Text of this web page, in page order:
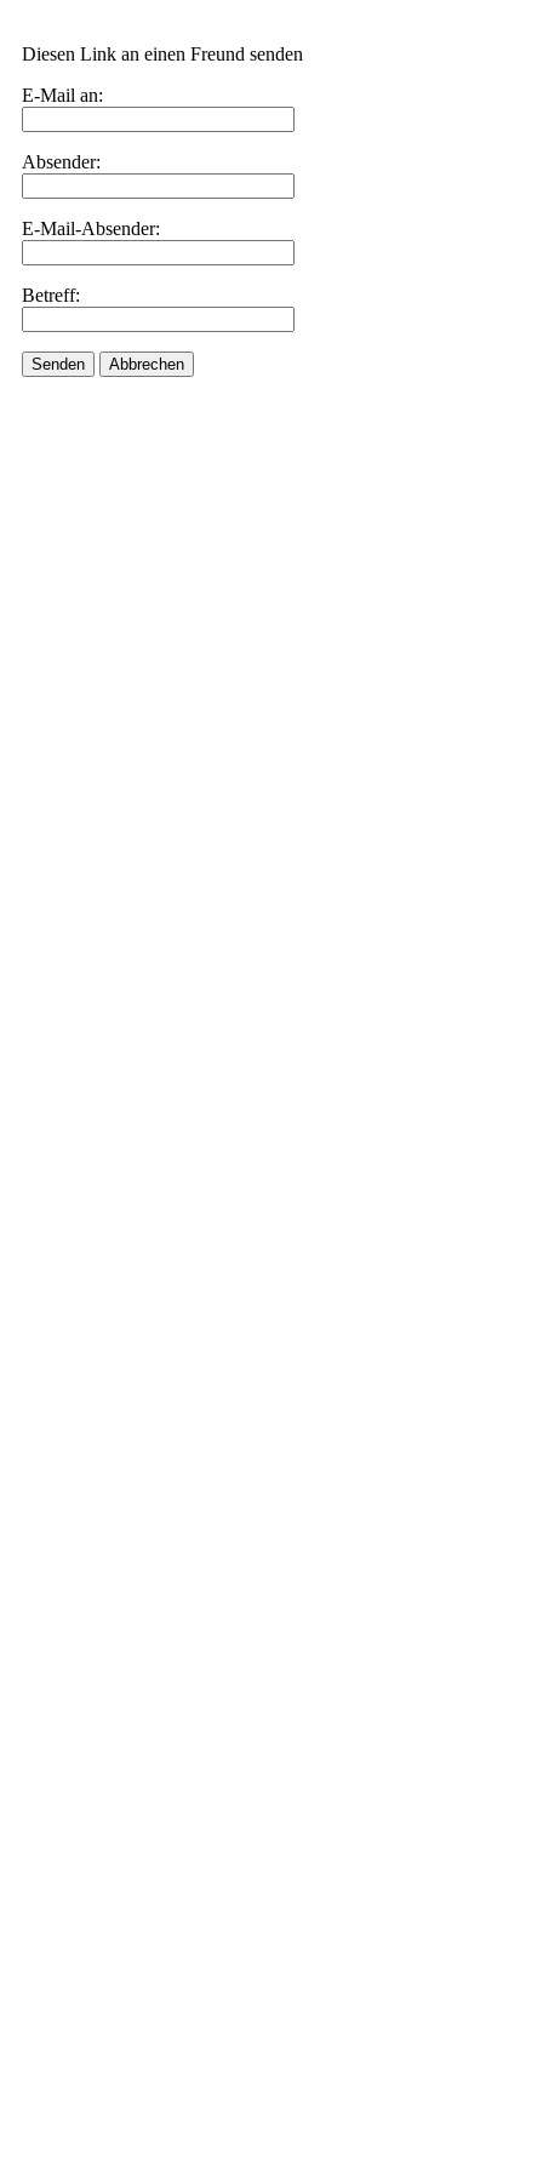
Diesen Link an einen Freund senden
E-Mail an:
Absender:
E-Mail-Absender:
Betreff:
Senden Abbrechen